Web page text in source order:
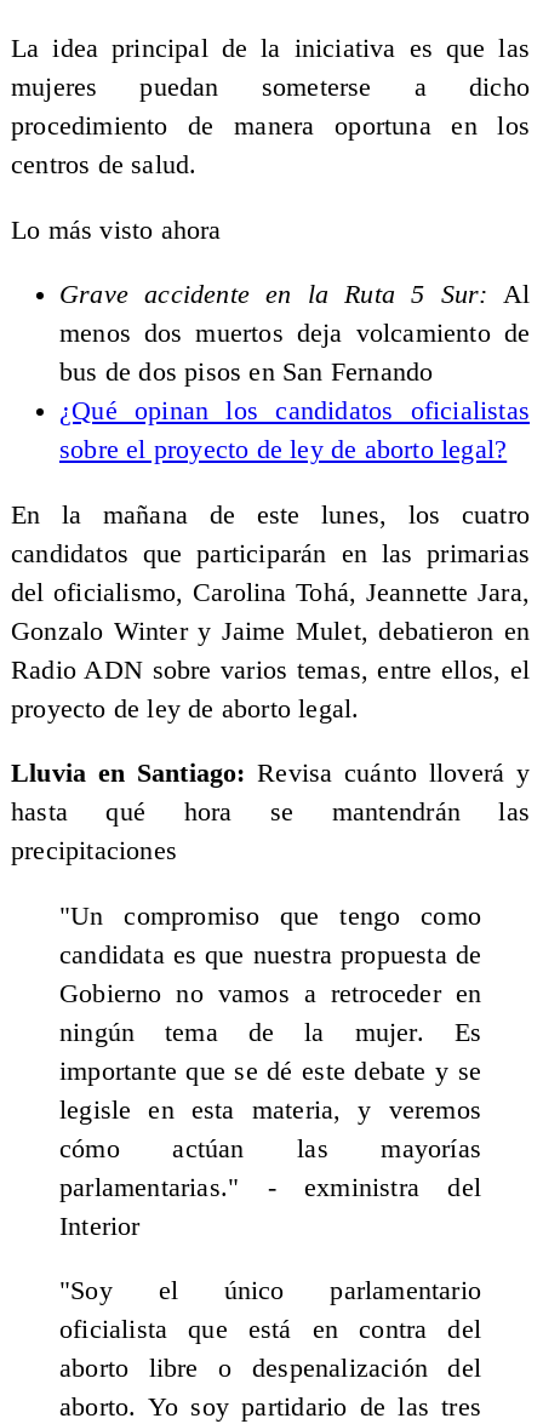
La idea principal de la iniciativa es que las
mujeres puedan someterse a dicho
procedimiento de manera oportuna en los
centros de salud.
Lo más visto ahora
Grave accidente en la Ruta 5 Sur: Al
menos dos muertos deja volcamiento de
bus de dos pisos en San Fernando
¿Qué opinan los candidatos oficialistas
sobre el proyecto de ley de aborto legal?
En la mañana de este lunes, los cuatro
candidatos que participarán en las primarias
del oficialismo, Carolina Tohá, Jeannette Jara,
Gonzalo Winter y Jaime Mulet, debatieron en
Radio ADN sobre varios temas, entre ellos, el
proyecto de ley de aborto legal.
Lluvia en Santiago: Revisa cuánto lloverá y
hasta qué hora se mantendrán las
precipitaciones
"Un compromiso que tengo como
candidata es que nuestra propuesta de
Gobierno no vamos a retroceder en
ningún tema de la mujer. Es
importante que se dé este debate y se
legisle en esta materia, y veremos
cómo actúan las mayorías
parlamentarias." - exministra del
Interior
"Soy el único parlamentario
oficialista que está en contra del
aborto libre o despenalización del
aborto. Yo soy partidario de las tres